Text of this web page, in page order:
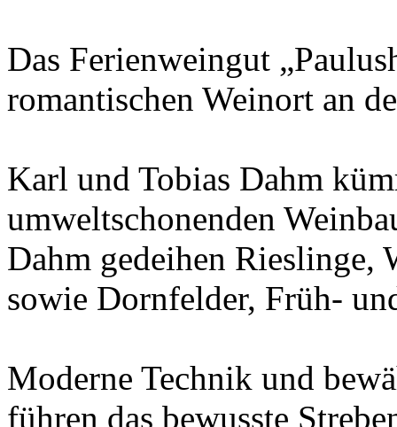
Das Ferienweingut
romantischen Weinort an
Karl und Tobias Dahm
umweltschonenden
Dahm gedeihen Rieslinge,
sowie Dornfelder, Früh-
Moderne Technik und
führen das bewusste